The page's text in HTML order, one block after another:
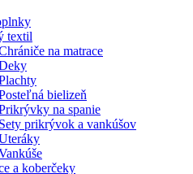
textil
na matrace
bielizeň
na spanie
Sety prikrývok a vankúšov
a koberčeky